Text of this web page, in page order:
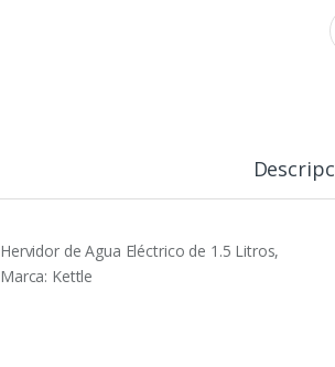
u
Hervidor de Agua Eléctrico de 1.5 Litros,
Marca: Kettle